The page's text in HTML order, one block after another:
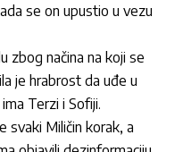
se on upustio u vezu
zbog načina na koji se
je hrabrost da uđe u
Terzi i Sofiji.
svaki Miličin korak, a